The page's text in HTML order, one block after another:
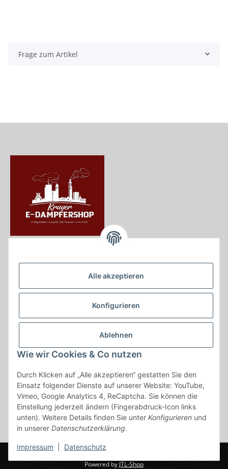
Alle akzeptieren
Konfigurieren
Ablehnen
Wie wir Cookies & Co nutzen
Durch Klicken auf „Alle akzeptieren“ gestatten Sie den
Einsatz folgender Dienste auf unserer Website: YouTube,
Vimeo, Google Analytics 4, ReCaptcha. Sie können die
Einstellung jederzeit ändern (Fingerabdruck-Icon links
unten). Weitere Details finden Sie unter Konfigurieren und
in unserer Datenschutzerklärung.
Impressum Datenschutz
Frage zum Artikel
Krayerstraße 249
Tel.:0201555402
info@krayer-edampfer-shop.de
Gesetzliche Informationen
Informationen
Vertrag widerrufen
* Alle Preise inkl. gesetzlicher USt., zzgl.Versand
* gilt für Lieferungen innerhalb Deutschlands, Lieferzeiten für andere
Länder entnehmen Sie bitte der Schaltfläche mit den
Versandinformationen
Powered byJTL-Shop